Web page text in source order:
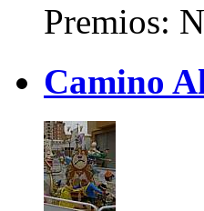
Premios:
Camino